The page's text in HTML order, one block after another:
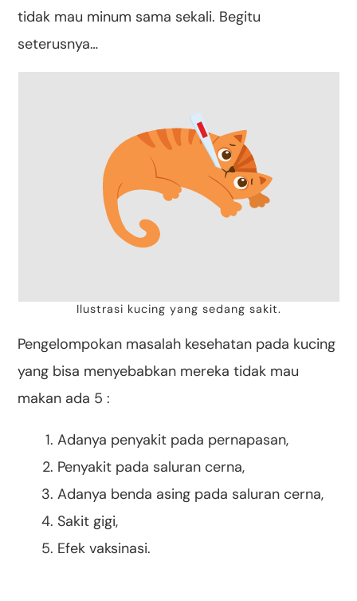
tidak mau minum sama sekali. Begitu
seterusnya…
Ilustrasi kucing yang sedang sakit.
Pengelompokan masalah kesehatan pada kucing
yang bisa menyebabkan mereka tidak mau
makan ada 5 :
Adanya penyakit pada pernapasan,
Penyakit pada saluran cerna,
Adanya benda asing pada saluran cerna,
Sakit gigi,
Efek vaksinasi.